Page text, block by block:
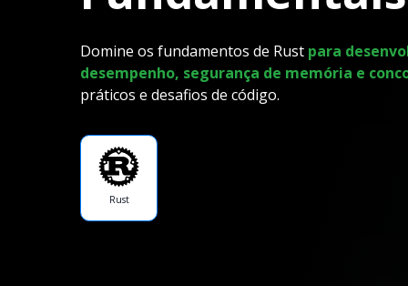
Domine os fundamentos de Rust para
desempenho, segurança de memória e
práticos e desafios de código.
Rust